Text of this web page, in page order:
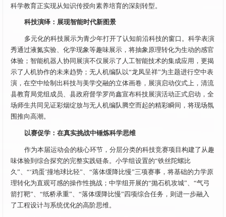
科学教育正实现从知识传授向素养培育的深刻转型。
科技演绎：展现智能时代新图景
多元化的科技展示为青少年打开了认知前沿科技的窗口。科学表演
秀通过液氮实验、化学现象等趣味展示，将抽象原理转化为生动的感官
体验；智能机器人协同展演不仅展示了人工智能技术的集成应用，更揭
示了人机协作的未来趋势；无人机编队以“龙凤呈祥”为主题进行空中表
演，在空中绘制出科技与美学交融的立体画卷，展演启动仪式上，清流
县教育局党组成员、县政府督学罗尚鑫宣布科技展演活动正式启动，全
场师生共同见证彩烟绽放与无人机编队腾空而起的精彩瞬间，将现场氛
围推向高潮。
以赛促学：在真实挑战中锤炼科学思维
作为本届运动会的核心环节，分层分类的科技竞赛项目构建了从趣
味体验到综合探究的完整实践链条。小学组设置的“铁丝陀螺比
久”、“‘鸡蛋’撞地球比轻”、“落体缓降比慢”三项赛事，将基础的力学原
理转化为直观可感的操作性挑战；中学组开展的“抛石机攻城”、“气弓
箭打靶”、“纸桥承重”、“落体缓降比慢”四项综合任务，则进一步融入
了工程设计与系统优化的高阶思维。